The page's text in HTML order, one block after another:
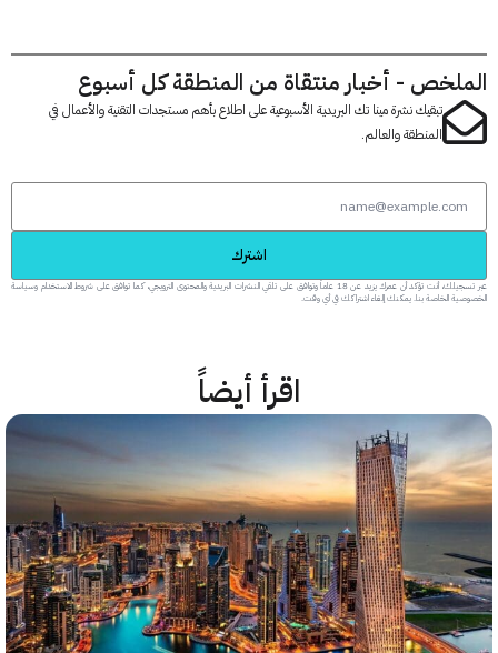
- أخبار منتقاة من المنطقة كل أسبوع
تبقيك نشرة مينا تك البريدية الأسبوعية على اطلاع بأهم مستجدات التقنية والأعمال في
المنطقة والعالم.
عبر تسجيلك، أنت تؤكد أن عمرك يزيد عن 18 عاماً وتوافق على تلقي النشرات البريدية والمحتوى الترويجي، كما توافق على شروط الاستخدام وسياسة
الخاصة بنا. يمكنك إلغاء اشتراكك في أي وقت.
اقرأ أيضاً